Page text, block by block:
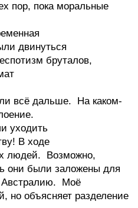
пор, пока моральные
двинуться
бруталов,
всё дальше. На каком-
уходить
В ходе
людей. Возможно,
они были заложены для
Австралию. Моё
но объясняет разделение